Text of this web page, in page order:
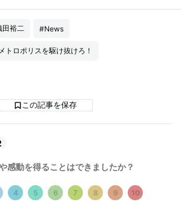
田裕二 #News
トロポリスを駆け抜けろ！
この記事を保存
感動を得ることはできましたか？
4 5 6 7 8 9 10